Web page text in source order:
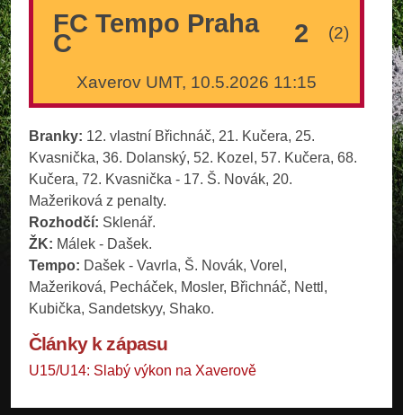
FC Tempo Praha
C 2 (2)
Xaverov UMT, 10.5.2026 11:15
Branky: 12. vlastní Břichnáč, 21. Kučera, 25.
Kvasnička, 36. Dolanský, 52. Kozel, 57. Kučera, 68.
Kučera, 72. Kvasnička - 17. Š. Novák, 20.
Mažeriková z penalty.
Rozhodčí: Sklenář.
ŽK: Málek - Dašek.
Tempo: Dašek - Vavrla, Š. Novák, Vorel,
Mažeriková, Pecháček, Mosler, Břichnáč, Nettl,
Kubička, Sandetskyy, Shako.
Články k zápasu
U15/U14: Slabý výkon na Xaverově